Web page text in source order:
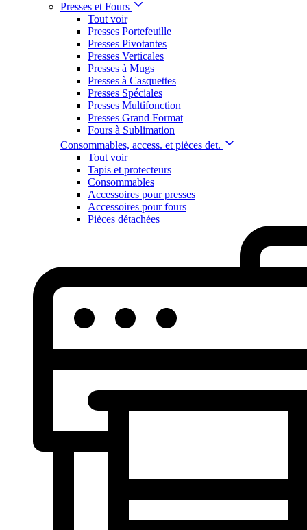
Presses et Fours
Tout voir
Presses Portefeuille
Presses Pivotantes
Presses Verticales
Presses à Mugs
Presses à Casquettes
Presses Spéciales
Presses Multifonction
Presses Grand Format
Fours à Sublimation
Consommables, access. et pièces det.
Tout voir
Tapis et protecteurs
Consommables
Accessoires pour presses
Accessoires pour fours
Pièces détachées